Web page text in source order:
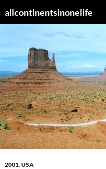
Inhalt
allcontinentsinonelife
2001,USA